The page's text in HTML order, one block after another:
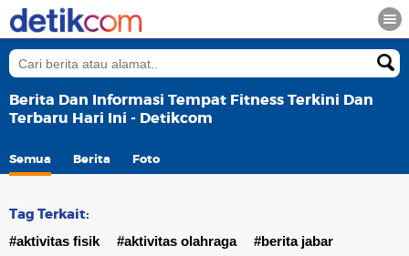
Berita Dan Informasi Tempat Fitness Terkini Dan
Terbaru Hari Ini - Detikcom
Semua Berita Foto
Tag Terkait:
#aktivitas fisik #aktivitas olahraga
#berita jabar